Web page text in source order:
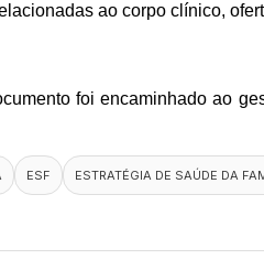
ao corpo clínico,
foi encaminhado ao
ESF ESTRATÉGIA DE SAÚDE DA